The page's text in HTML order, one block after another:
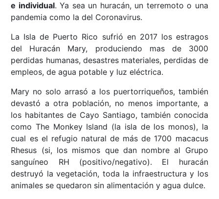
e individual. Ya sea un huracán, un terremoto o una
pandemia como la del Coronavirus.
La Isla de Puerto Rico sufrió en 2017 los estragos
del Huracán Mary, produciendo mas de 3000
perdidas humanas, desastres materiales, perdidas de
empleos, de agua potable y luz eléctrica.
Mary no solo arrasó a los puertorriqueños, también
devastó a otra población, no menos importante, a
los habitantes de Cayo Santiago, también conocida
como The Monkey Island (la isla de los monos), la
cual es el refugio natural de más de 1700 macacus
Rhesus (si, los mismos que dan nombre al Grupo
sanguíneo RH (positivo/negativo). El huracán
destruyó la vegetación, toda la infraestructura y los
animales se quedaron sin alimentación y agua dulce.